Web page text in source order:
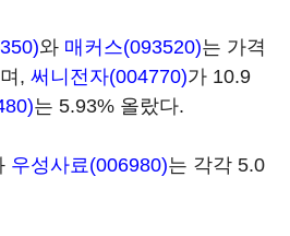
와 매커스(093520)는 가격
, 써니전자(004770)가 10.9
는 5.93% 올랐다.
우성사료(006980)는 각각 5.0